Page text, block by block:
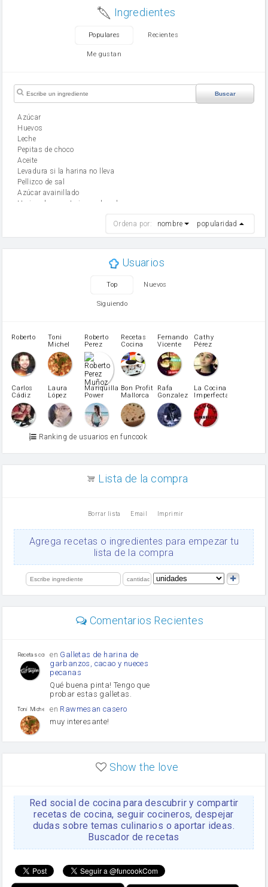
Ingredientes
Populares Recientes
Me gustan
Buscar
Azúcar
huevos
leche
Pepitas de choco
aceite
Levadura si la harina no lleva
Pellizco de sal
Azúcar avainillado
Harina de reposteria con levadura
mantequilla
Harina para bizcocho
patatas
pimiento rojo
Pimentón
pimiento verde
miel
vino blanco
Azúcar glass
Azúcar moreno
Zumo de limón
arroz
Ajos
salsa de soja
limón
Ordena por: nombre popularidad
Usuarios
Top Nuevos
Siguiendo
Roberto
Toni
Michel
Caubet
Roberto
Perez
Muñoz
Recetas
Cocina
Fernando
Vicente
Cathy
Pérez
Carlos
Cádiz
Laura
López
Martínez
Mariquilla
Power
Bon Profit
Mallorca
Rafa
Gonzalez
La Cocina
Imperfecta
Ranking de usuarios en funcook
Lista de la compra
Borrar lista Email Imprimir
Agrega recetas o ingredientes para empezar tu
lista de la compra
Comentarios Recientes
Recetas con sazon
en Galletas de harina de
garbanzos, cacao y nueces
pecanas
Qué buena pinta! Tengo que
probar estas galletas.
Toni Michel Caubet
en Rawmesan casero
muy interesante!
enLasaña casera fácil y
HOJALDROSA TV
enGachas de la abuela
Rosa
https://youtu.be/Mz69gcVO3sI
Rosa enReceta Del Bizcocho
Disculpa. En la foto aparece
el bizcocho de xoco y en el
Show the love
Red social de cocina para descubrir y compartir
recetas de cocina, seguir cocineros, despejar
dudas sobre temas culinarios o aportar ideas.
Buscador de recetas